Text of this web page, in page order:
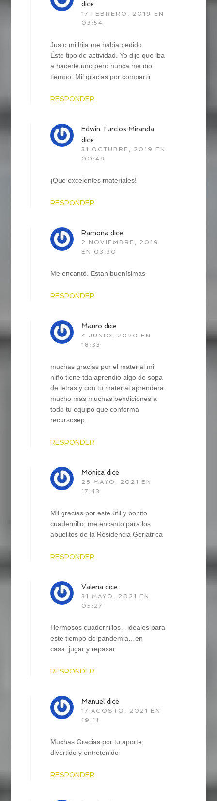
dice
17 FEBRERO, 2019 EN
03:54
Justo mi hija me habia pedido
Éste tipo de actividad. Yo dije que iba
a hacerle uno pero nunca me dió
tiempo. Mil gracias por compartir
RESPONDER
Edwin Turcios Miranda
dice
31 OCTUBRE, 2019 EN
00:49
¡Que excelentes materiales!
RESPONDER
Ramona dice
2 NOVIEMBRE, 2019
EN 03:30
Me encantó. Estan buenísimas
RESPONDER
Mauro dice
4 JUNIO, 2020 EN
18:33
muchas gracias por el material mi
niño tiene tda aprendio algo de sopa
de letras y con tu material aprendera
mucho mas muchas bendiciones a
todo tu equipo que conforma
recursosep.
RESPONDER
Monica dice
28 MAYO, 2021 EN
17:43
Mil gracias por este útil y bonito
cuadernillo, me encanto para los
abuelitos de la Residencia Geriatrica
RESPONDER
Valeria dice
31 MAYO, 2021 EN
05:27
Hermosos cuadernillos…ideales para
este tiempo de pandemia…en
casa..jugar y repasar
RESPONDER
Manuel dice
17 AGOSTO, 2021 EN
19:11
Muchas Gracias por tu aporte,
divertido y entretenido
RESPONDER